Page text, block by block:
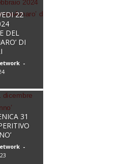
22
DEL
DI
-
31
-